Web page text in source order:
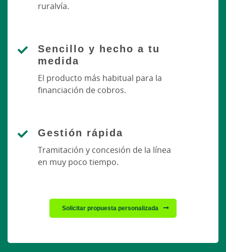
ruralvía.
Sencillo y hecho a tu
medida
El producto más habitual para la
financiación de cobros.
Gestión rápida
Tramitación y concesión de la línea
en muy poco tiempo.
Solicitar propuesta personalizada